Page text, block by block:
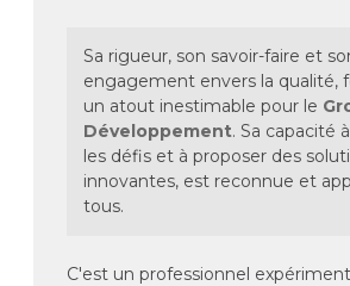
Sa rigueur, son savoir-faire et
engagement envers la qualité,
un atout inestimable pour le
Développement. Sa capacité
les défis et à proposer des
innovantes, est reconnue et
tous.
C'est un professionnel